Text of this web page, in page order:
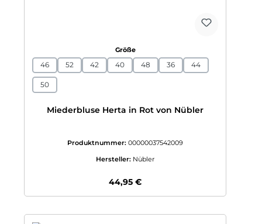
Größeauswählen
46 52 42 40 48 36 44
50
Miederbluse Herta in Rot von Nübler
Produktnummer: 00000037542009
Hersteller: Nübler
Regulärer Preis:
44,95 €